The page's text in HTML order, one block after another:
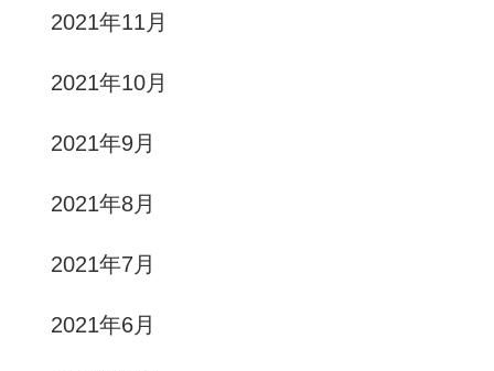
2021年11月
2021年10月
2021年9月
2021年8月
2021年7月
2021年6月